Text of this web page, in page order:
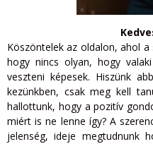
Köszöntelek az oldalon, ahol
hogy nincs olyan, hogy
veszteni képesek. Hiszünk
kezünkben, csak meg kell
hallottunk, hogy a pozitív
miért is ne lenne így? A
jelenség, ideje megtudnunk